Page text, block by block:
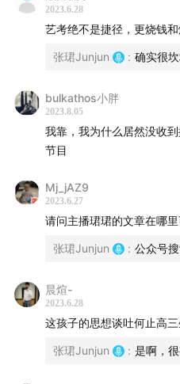
特长招生的种类，艺考生有哪
讲一讲自己为什么选择这条
一路走来有什么体会，给大
【联系我们】
希望大家在听友群和评论区
乐道小助手微信：
制作团队
主播 / 张珺
嘉宾 / 小川同学
监制 / 姝琦
产品统筹 / bobo
关于「拼娃时代」
2023.6.28
艺考绝不是捷径，更烧钱
张珺Junjun : 确实很
bulkathos小胖
2023.8.05
我靠，我为什么居然没收
节目
Mj_jAZ9
2023.6.27
请问主播珺珺的文章在哪
张珺Junjun : 公众号
晨煊-
2023.6.28
这孩子的思想谈吐何止高
张珺Junjun : 是啊，